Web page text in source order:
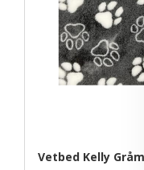
Vetbed Kelly